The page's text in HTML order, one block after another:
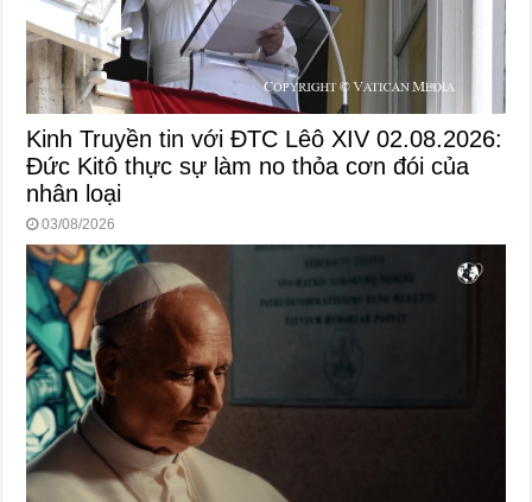
Kinh Truyền tin với ĐTC Lêô XIV 02.08.2026:
Đức Kitô thực sự làm no thỏa cơn đói của
nhân loại
03/08/2026